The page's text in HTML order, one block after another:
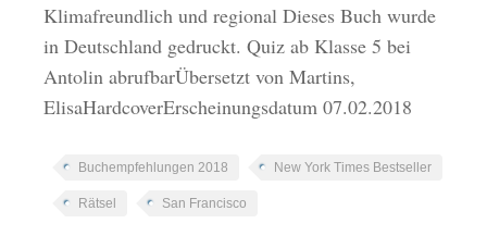
Klimafreundlich und regional Dieses Buch wurde
in Deutschland gedruckt. Quiz ab Klasse 5 bei
Antolin abrufbarÜbersetzt von Martins,
ElisaHardcoverErscheinungsdatum 07.02.2018
Buchempfehlungen 2018 New York Times Bestseller
Rätsel San Francisco